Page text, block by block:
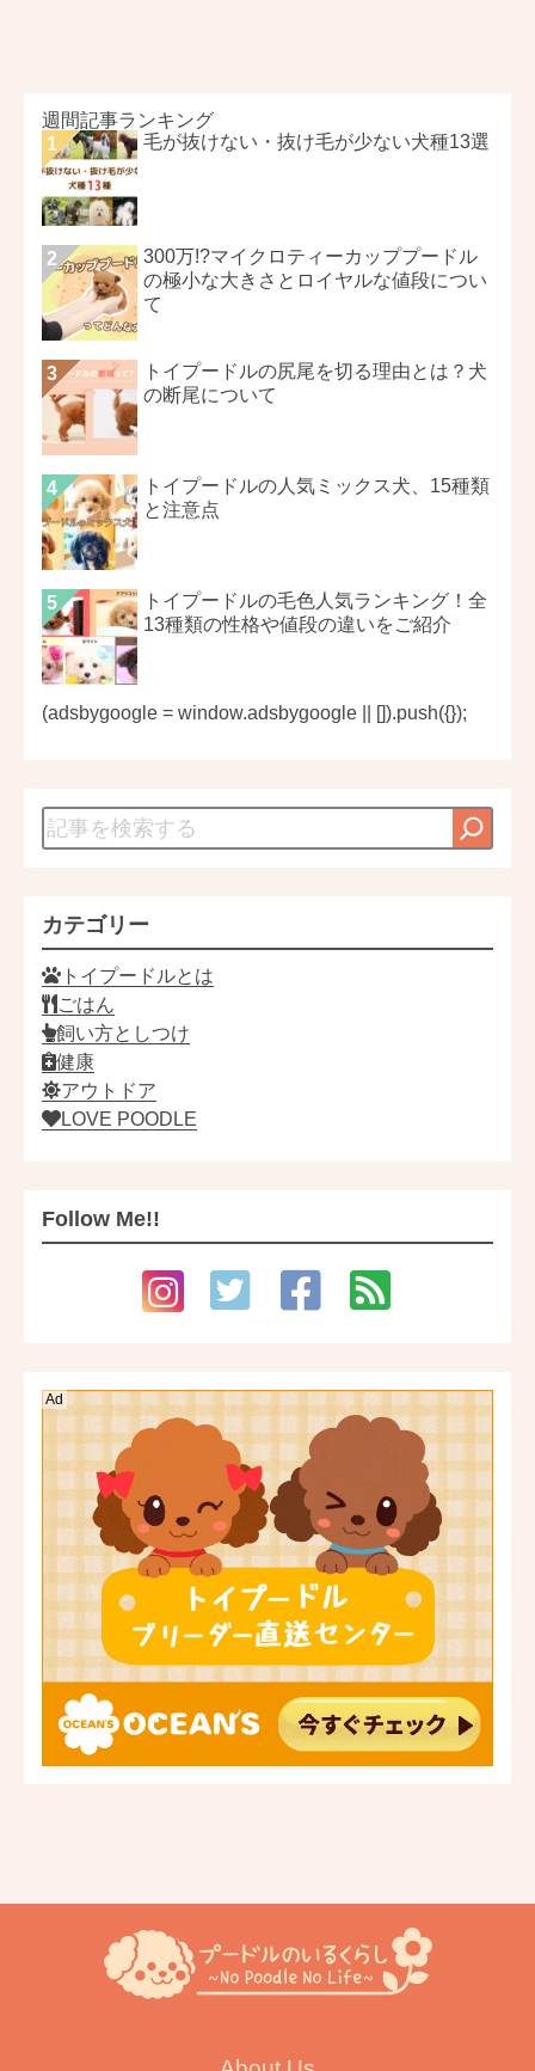
週間記事ランキング
毛が抜けない・抜け毛が少ない犬種13選
300万!?マイクロティーカッププードル
の極小な大きさとロイヤルな値段につい
て
トイプードルの尻尾を切る理由とは？犬
の断尾について
トイプードルの人気ミックス犬、15種類
と注意点
トイプードルの毛色人気ランキング！全
13種類の性格や値段の違いをご紹介
(adsbygoogle = window.adsbygoogle || []).push({});
カテゴリー
トイプードルとは
ごはん
飼い方としつけ
健康
アウトドア
LOVE POODLE
Follow Me!!